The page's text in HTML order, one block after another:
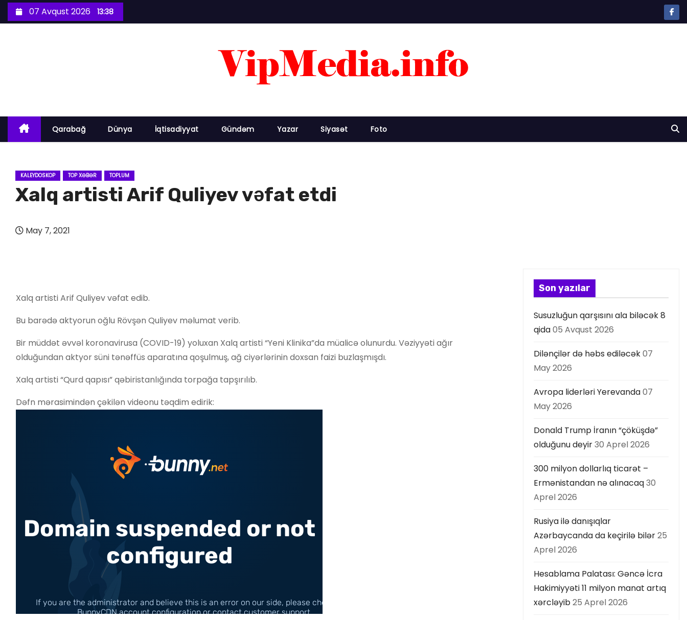
k
07 Avqust 2026 13:38
Qarabağ Dünya İqtisadiyyat Gündəm Yazar Siyasət Foto
KALEYDOSKOP TOP XƏBƏR TOPLUM
Xalq artisti Arif Quliyev vəfat etdi
May 7, 2021
Xalq artisti Arif Quliyev vəfat edib.
Bu barədə aktyorun oğlu Rövşən Quliyev məlumat verib.
Bir müddət əvvəl koronavirusa (COVID-19) yoluxan Xalq artisti “Yeni Klinika”da müalicə olunurdu. Vəziyyəti ağır
olduğundan aktyor süni tənəffüs aparatına qoşulmuş, ağ ciyərlərinin doxsan faizi buzlaşmışdı.
Xalq artisti “Qurd qapısı” qəbiristanlığında torpağa tapşırılıb.
Dəfn mərasimindən çəkilən videonu təqdim edirik:
Son yazılar
Susuzluğun qarşısını ala biləcək 8
qida05 Avqust 2026
Dilənçilər də həbs ediləcək07
May 2026
Avropa liderləri Yerevanda07
May 2026
Donald Trump İranın “çöküşdə”
olduğunu deyir30 Aprel 2026
300 milyon dollarlıq ticarət –
Ermənistandan nə alınacaq30
Aprel 2026
Rusiya ilə danışıqlar
Azərbaycanda da keçirilə bilər25
Aprel 2026
Hesablama Palatası: Gəncə İcra
Hakimiyyəti 11 milyon manat artıq
xərcləyib25 Aprel 2026